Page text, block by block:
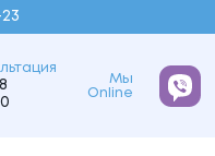
Мы
Online